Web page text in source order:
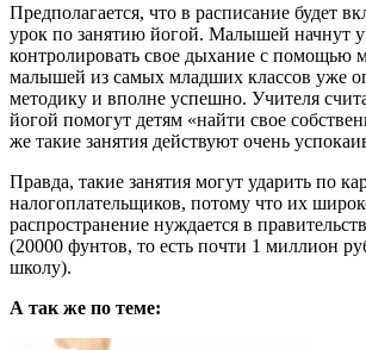
Предполагается, что в расписание будет
урок по занятию йогой. Малышей начнут
контролировать свое дыхание с помощью
малышей из самых младших классов уже
методику и вполне успешно. Учителя
йогой помогут детям «найти свое
же такие занятия действуют очень
Правда, такие занятия могут ударить по
налогоплательщиков, потому что их
распространение нуждается в
(20000 фунтов, то есть почти 1 миллион
школу).
А так же по теме: